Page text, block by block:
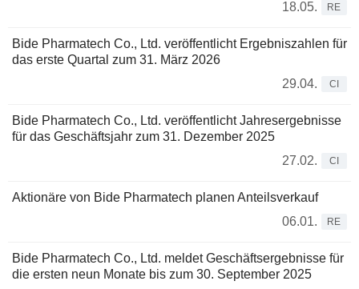
18.05.
RE
Bide Pharmatech Co., Ltd. veröffentlicht Ergebniszahlen für
das erste Quartal zum 31. März 2026
29.04.
CI
Bide Pharmatech Co., Ltd. veröffentlicht Jahresergebnisse
für das Geschäftsjahr zum 31. Dezember 2025
27.02.
CI
Aktionäre von Bide Pharmatech planen Anteilsverkauf
06.01.
RE
Bide Pharmatech Co., Ltd. meldet Geschäftsergebnisse für
die ersten neun Monate bis zum 30. September 2025